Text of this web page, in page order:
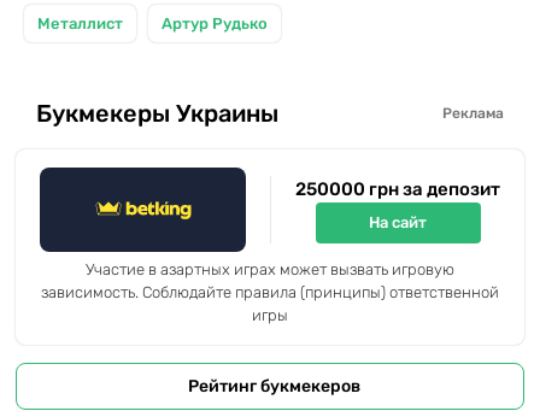
Металлист Артур Рудько
Букмекеры Украины Реклама
250000 грн за депозит
На сайт
Участие в азартных играх может вызвать игровую
зависимость. Соблюдайте правила (принципы) ответственной
игры
Рейтинг букмекеров